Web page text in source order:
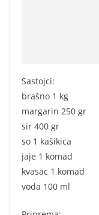
Sastojci:
brašno 1 kg
margarin 250 gr
sir 400 gr
so 1 kašikica
jaje 1 komad
kvasac 1 komad
voda 100 ml